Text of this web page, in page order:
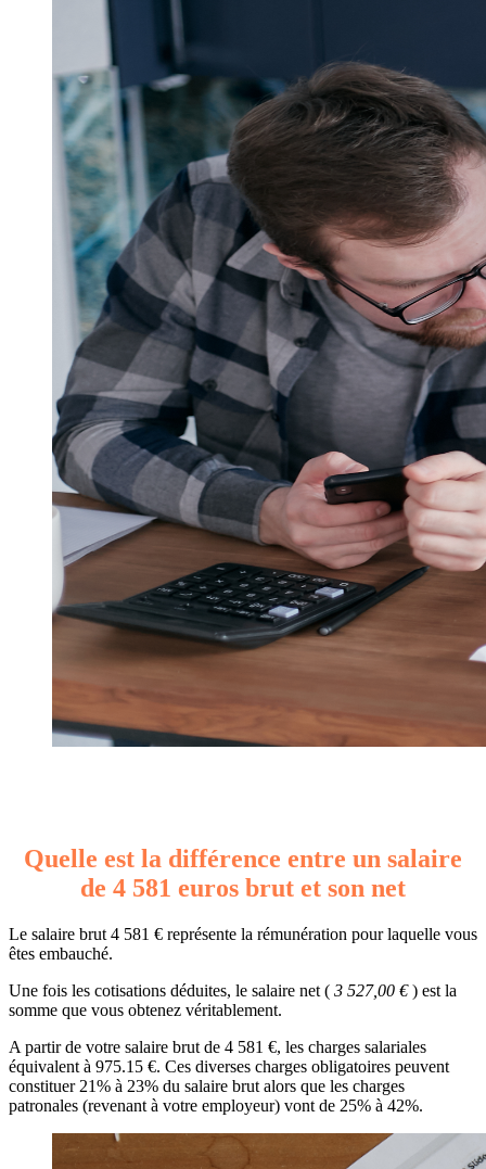
Quelle est la différence entre un salaire
de 4 581 euros brut et son net
Le salaire brut 4 581 € représente la rémunération pour laquelle vous
êtes embauché.
Une fois les cotisations déduites, le salaire net ( 3 527,00 €) est la
somme que vous obtenez véritablement.
A partir de votre salaire brut de 4 581 €, les charges salariales
équivalent à 975.15 €. Ces diverses charges obligatoires peuvent
constituer 21% à 23% du salaire brut alors que les charges
patronales (revenant à votre employeur) vont de 25% à 42%.